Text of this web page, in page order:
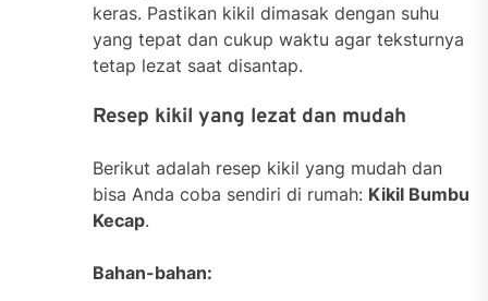
keras. Pastikan kikil dimasak dengan suhu
yang tepat dan cukup waktu agar teksturnya
tetap lezat saat disantap.
Resep kikil yang lezat dan mudah
Berikut adalah resep kikil yang mudah dan
bisa Anda coba sendiri di rumah: Kikil Bumbu
Kecap.
Bahan-bahan: